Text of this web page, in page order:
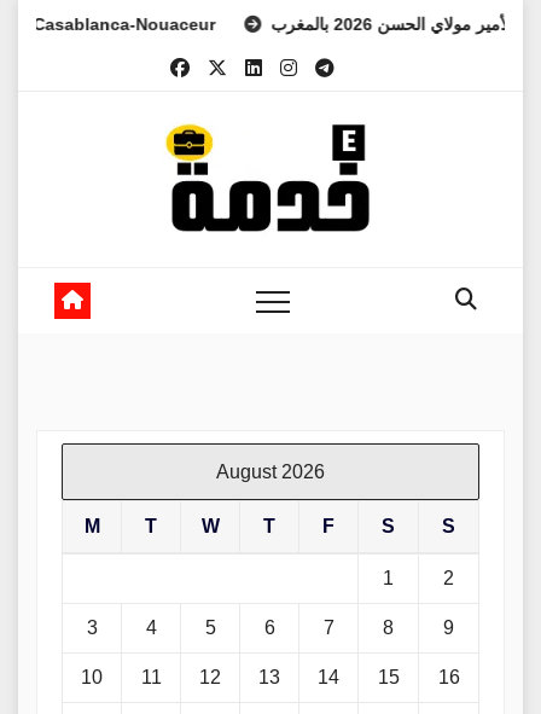
Skip
Nouaceur الأمير مولاي الحسن 2026 بالمغرب
August 2026
M T W T F S S
1 2
3 4 5 6 7 8 9
10 11 12 13 14 15 16